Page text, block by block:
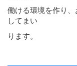
働ける環境を作り
してまい
ります。